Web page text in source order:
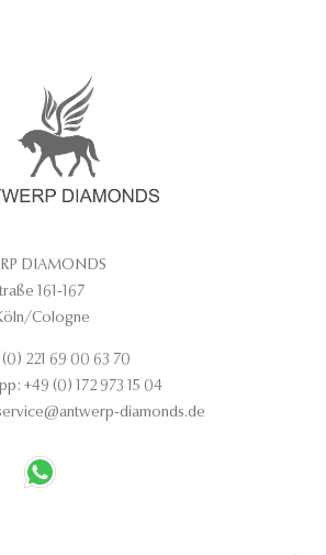
DIAMONDS
161-167
Cologne
(0) 221 69 00 63 70
+49 (0) 172 973 15 04
diamonds.de